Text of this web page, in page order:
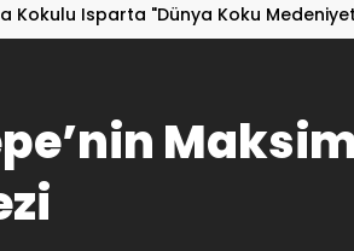
Kokulu Isparta "Dünya Koku